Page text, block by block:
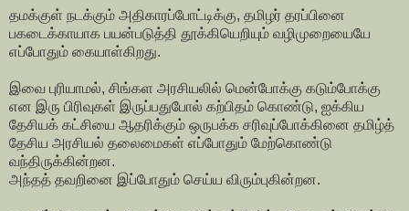
தமக்குள் நடக்கும் அதிகாரப்போட்டிக்கு, தமிழர் தரப்பினை
பகடைக்காயாக பயன்படுத்தி தூக்கியெறியும் வழிமுறையையே
எப்போதும் கையாள்கிறது.
இவை புரியாமல், சிங்கள அரசியலில் மென்போக்கு கடும்போக்கு
என இரு பிரிவுகள் இருப்பதுபோல் கற்பிதம் கொண்டு, ஐக்கிய
தேசியக் கட்சியை ஆதரிக்கும் ஒருபக்க சரிவுப்போக்கினை தமிழ்த்
தேசிய அரசியல் தலைமைகள் எப்போதும் மேற்கொண்டு
வந்திருக்கின்றன.
அந்தத் தவறினை இப்போதும் செய்ய விரும்புகின்றன.